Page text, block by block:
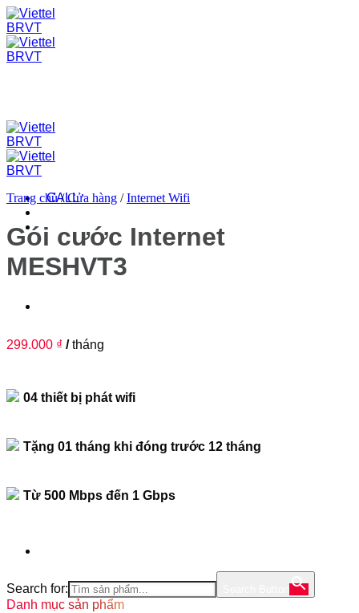
Skip
to
content
CALL
Trang chủ / Cửa hàng / Internet Wifi
Gói cước Internet
MESHVT3
299.000 ₫ /tháng
04 thiết bị phát wifi
Tặng 01 tháng khi đóng trước 12 tháng
Từ 500 Mbps đến 1 Gbps
Search for:
Danh mục sản phẩm